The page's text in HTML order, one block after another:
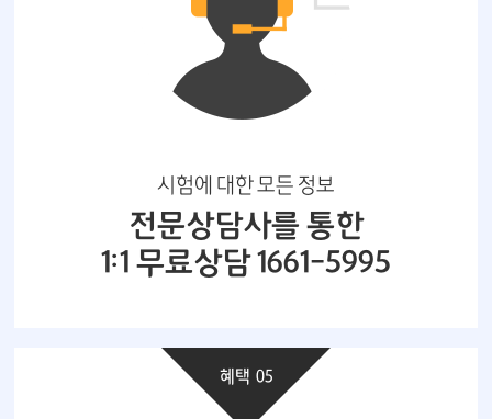
시험에 대한 모든 정보
전문상담사를 통한
1:1 무료상담 1661-5995
혜택 05